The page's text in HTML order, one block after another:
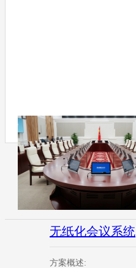
无纸化会议系统
方案概述: